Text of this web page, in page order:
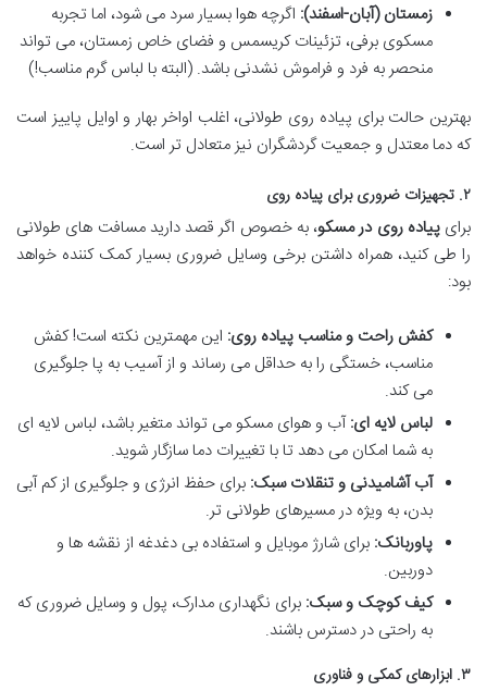
زمستان (آبان-اسفند): اگرچه هوا بسیار سرد می شود، اما تجربه
مسکوی برفی، تزئینات کریسمس و فضای خاص زمستان، می تواند
منحصر به فرد و فراموش نشدنی باشد. (البته با لباس گرم مناسب!)
بهترین حالت برای پیاده روی طولانی، اغلب اواخر بهار و اوایل پاییز است
که دما معتدل و جمعیت گردشگران نیز متعادل تر است.
۲. تجهیزات ضروری برای پیاده روی
برایپیاده روی در مسکو، به خصوص اگر قصد دارید مسافت های طولانی
را طی کنید، همراه داشتن برخی وسایل ضروری بسیار کمک کننده خواهد
بود:
کفش راحت و مناسب پیاده روی: این مهمترین نکته است! کفش
مناسب، خستگی را به حداقل می رساند و از آسیب به پا جلوگیری
می کند.
لباس لایه ای:آب و هوای مسکو می تواند متغیر باشد، لباس لایه ای
به شما امکان می دهد تا با تغییرات دما سازگار شوید.
آب آشامیدنی و تنقلات سبک: برای حفظ انرژی و جلوگیری از کم آبی
بدن، به ویژه در مسیرهای طولانی تر.
پاوربانک: برای شارژ موبایل و استفاده بی دغدغه از نقشه ها و
دوربین.
کیف کوچک و سبک: برای نگهداری مدارک، پول و وسایل ضروری که
به راحتی در دسترس باشند.
۳. ابزارهای کمکی و فناوری